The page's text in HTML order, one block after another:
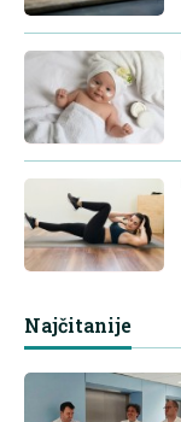
Najčitanije